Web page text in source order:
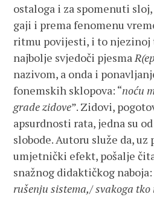
ostaloga i za spomenuti
gaji i prema fenomenu
ritmu povijesti, i to njezinoj
najbolje svjedoči pjesma
nazivom, a onda i
fonemskih sklopova: “noću
grade zidove”. Zidovi,
apsurdnosti rata, jedna su
slobode. Autoru služe da,
umjetnički efekt, pošalje
snažnog didaktičkog naboja:
rušenju sistema,/ svakoga